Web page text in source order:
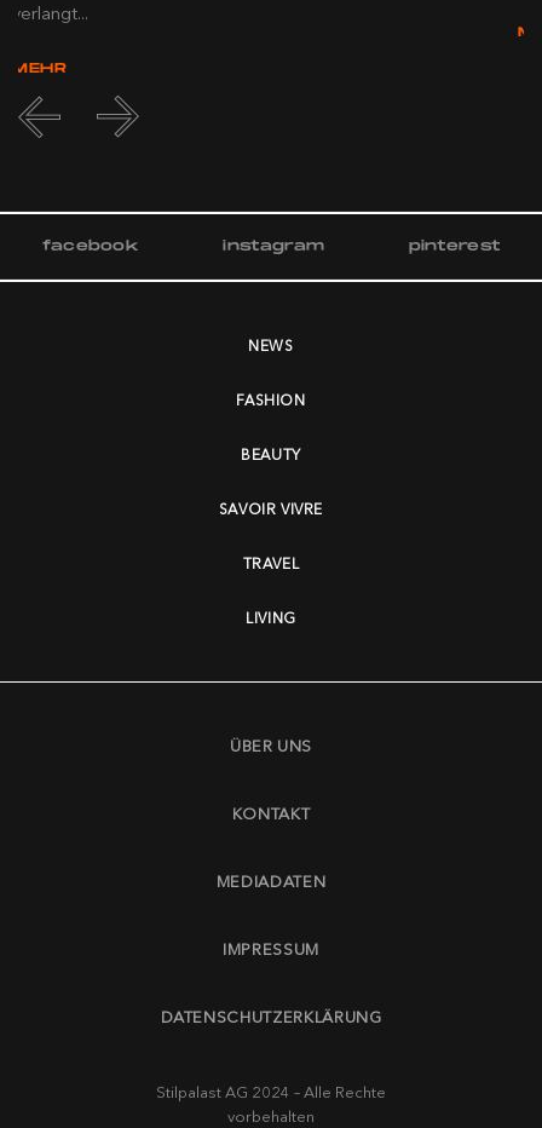
verlangt...
MEHR
facebook instagram pinterest
NEWS
FASHION
BEAUTY
SAVOIR VIVRE
TRAVEL
LIVING
ÜBER UNS
KONTAKT
MEDIADATEN
IMPRESSUM
DATENSCHUTZERKLÄRUNG
Stilpalast AG 2024 – Alle Rechte
vorbehalten